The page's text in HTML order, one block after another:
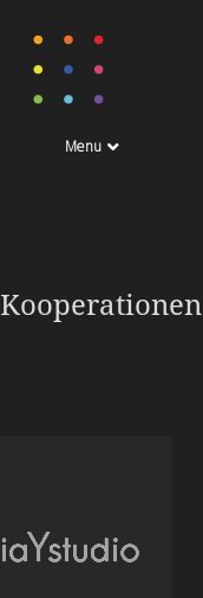
Menu
Kooperationen